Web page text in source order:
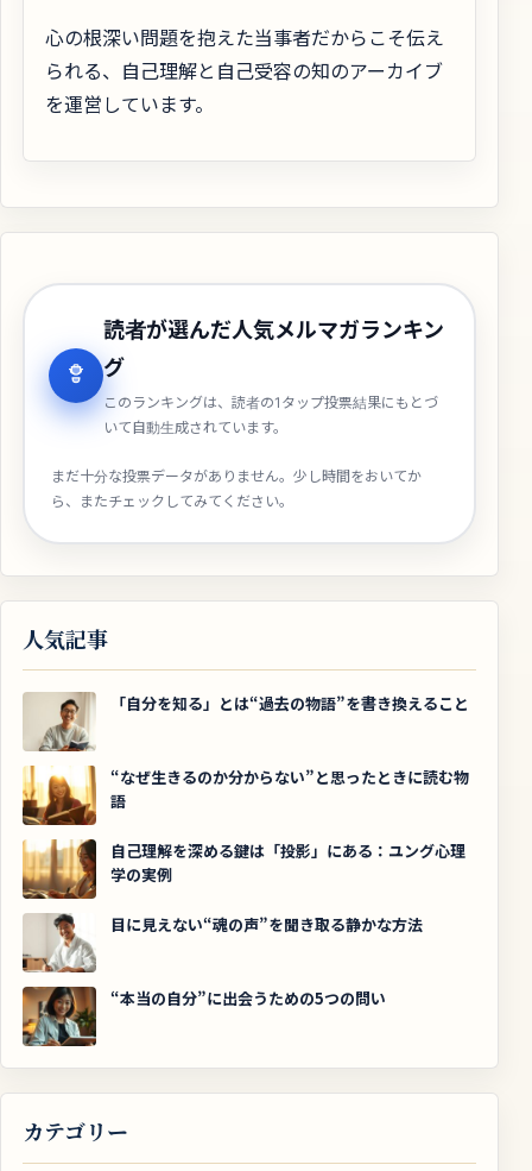
心の根深い問題を抱えた当事者だからこそ伝え
られる、自己理解と自己受容の知のアーカイブ
を運営しています。
読者が選んだ人気メルマガランキン
グ
このランキングは、読者の1タップ投票結果にもとづ
いて自動生成されています。
まだ十分な投票データがありません。少し時間をおいてか
ら、またチェックしてみてください。
人気記事
「自分を知る」とは“過去の物語”を書き換えること
“なぜ生きるのか分からない”と思ったときに読む物
語
自己理解を深める鍵は「投影」にある：ユング心理
学の実例
目に見えない“魂の声”を聞き取る静かな方法
“本当の自分”に出会うための5つの問い
カテゴリー